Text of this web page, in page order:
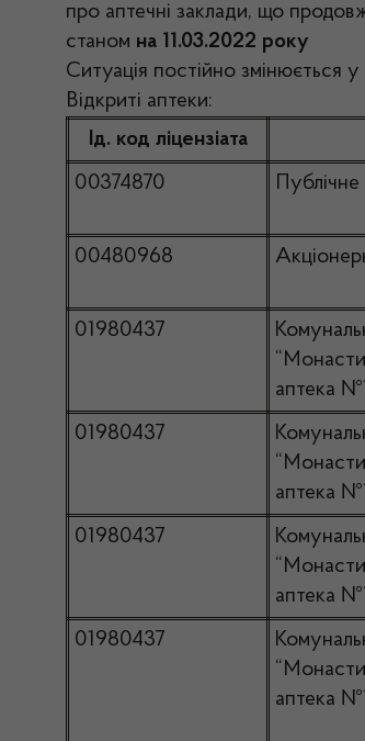
про аптечні заклади, що
станом на 11.03.2022 року
Ситуація постійно змінюється
Відкриті аптеки:
Ід. код ліцензіата
00374870
00480968
01980437
аптека
01980437
аптека
01980437
аптека
01980437
аптека